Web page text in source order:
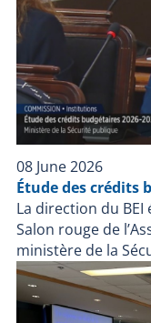
08 June 2026
Étude des crédits
La direction du
Salon rouge de
ministère de la